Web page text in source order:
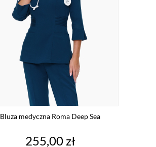
Bluza medyczna Roma Deep Sea
Cena
255,00 zł